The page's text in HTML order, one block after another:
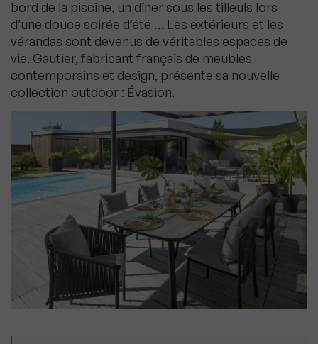
bord de la piscine, un dîner sous les tilleuls lors
d’une douce soirée d’été … Les extérieurs et les
vérandas sont devenus de véritables espaces de
vie. Gautier, fabricant français de meubles
contemporains et design, présente sa nouvelle
collection outdoor : Évasion.